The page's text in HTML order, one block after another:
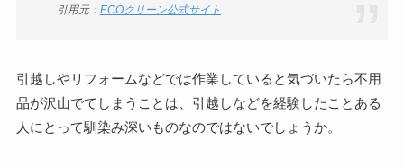
引用元： ECOクリーン公式サイト
引越しやリフォームなどでは作業していると気づいたら不用
品が沢山でてしまうことは、引越しなどを経験したことある
人にとって馴染み深いものなのではないでしょうか。